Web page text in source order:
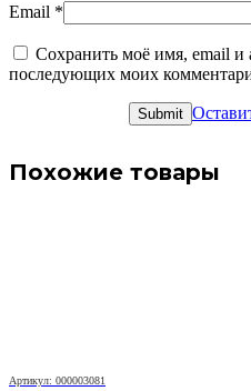
Email *
Сохранить моё имя, email и
последующих моих
Похожие товары
Артикул: 000003081